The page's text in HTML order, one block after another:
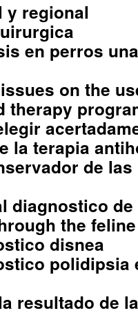
y regional
en perros
on the
therapy
la terapia
de
diagnostico
the
disnea
polidipsia
resultado de